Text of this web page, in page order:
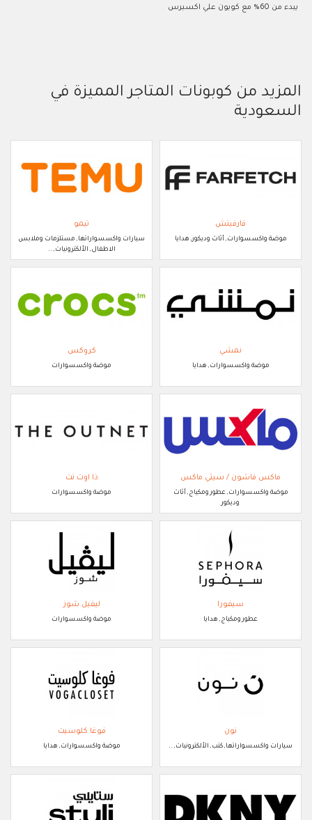
يبدء من 60% مع كوبون علي اكسبرس
المزيد من كوبونات المتاجر المميزة في
السعودية
فارفيتش
موضة واكسسوارات, أثاث وديكور, هدايا
تيمو
سيارات واكسسواراتها, مستلزمات وملابس
الاطفال, الألكترونيات, ..
نمشي
موضة واكسسوارات, هدايا
كروكس
موضة واكسسوارات
ماكس فاشون / سيتي ماكس
موضة واكسسوارات, عطور ومكياج, أثاث
وديكور
ذا اوت نت
موضة واكسسوارات
سيفورا
عطور ومكياج, هدايا
ليفيل شوز
موضة واكسسوارات
نون
سيارات واكسسواراتها, كتب, الألكترونيات, ..
فوغا كلوسيت
موضة واكسسوارات, هدايا